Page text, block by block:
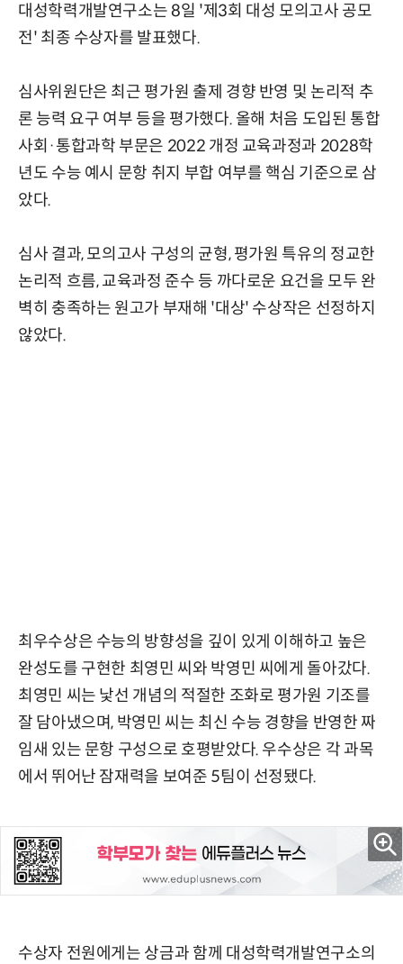
대성학력개발연구소는 8일 '제3회 대성 모의고사 공모
전' 최종 수상자를 발표했다.
심사위원단은 최근 평가원 출제 경향 반영 및 논리적 추
론 능력 요구 여부 등을 평가했다. 올해 처음 도입된 통합
사회·통합과학 부문은 2022 개정 교육과정과 2028학
년도 수능 예시 문항 취지 부합 여부를 핵심 기준으로 삼
았다.
심사 결과, 모의고사 구성의 균형, 평가원 특유의 정교한
논리적 흐름, 교육과정 준수 등 까다로운 요건을 모두 완
벽히 충족하는 원고가 부재해 '대상' 수상작은 선정하지
않았다.
최우수상은 수능의 방향성을 깊이 있게 이해하고 높은
완성도를 구현한 최영민 씨와 박영민 씨에게 돌아갔다.
최영민 씨는 낯선 개념의 적절한 조화로 평가원 기조를
잘 담아냈으며, 박영민 씨는 최신 수능 경향을 반영한 짜
임새 있는 문항 구성으로 호평받았다. 우수상은 각 과목
에서 뛰어난 잠재력을 보여준 5팀이 선정됐다.
수상자 전원에게는 상금과 함께 대성학력개발연구소의